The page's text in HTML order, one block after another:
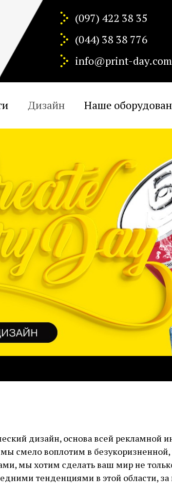
(097) 422 38 35
(044) 38 38 776
info@print-day.com
Дизайн Наше
дизайн, основа всей рекламной
смело воплотим в
мы хотим сделать ваш мир не
тенденциями в этой области,